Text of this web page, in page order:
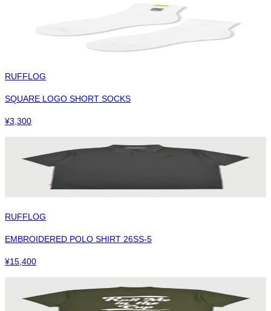
RUFFLOG
SQUARE LOGO SHORT SOCKS
¥3,300
RUFFLOG
EMBROIDERED POLO SHIRT 26SS-5
¥15,400